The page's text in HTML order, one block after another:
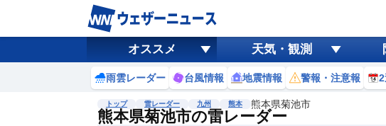
オススメ 天気・観測
雨雲レーダー 台風情報 地震情報 警報・注意報
トップ 雷レーダー 九州 熊本 熊本県菊池市
熊本県菊池市の雷レーダー